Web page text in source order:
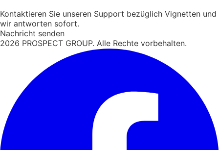
Kontaktieren Sie unseren Support bezüglich Vignetten und
wir antworten sofort.
Nachricht senden
2026 PROSPECT GROUP. Alle Rechte vorbehalten.